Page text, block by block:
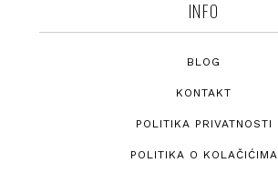
INFO
BLOG
KONTAKT
POLITIKA PRIVATNOSTI
POLITIKA O KOLAČIĆIMA